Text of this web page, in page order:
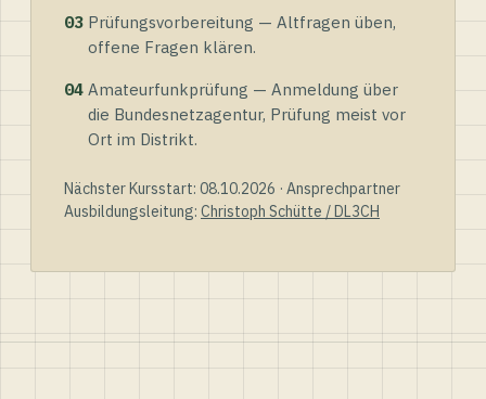
03 Prüfungsvorbereitung — Altfragen üben,
offene Fragen klären.
04 Amateurfunkprüfung — Anmeldung über
die Bundesnetzagentur, Prüfung meist vor
Ort im Distrikt.
Nächster Kursstart: 08.10.2026 · Ansprechpartner
Ausbildungsleitung: Christoph Schütte / DL3CH